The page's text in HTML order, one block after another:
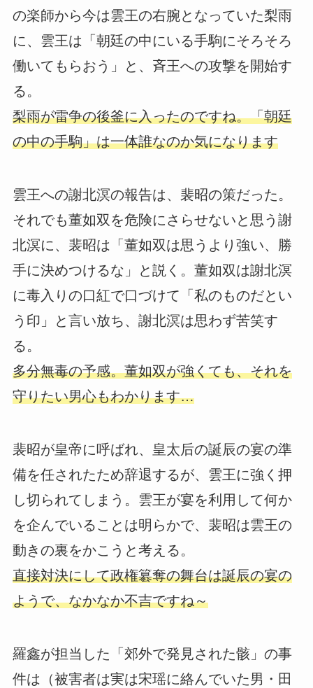
の楽師から今は雲王の右腕となっていた梨雨
に、雲王は「朝廷の中にいる手駒にそろそろ
働いてもらおう」と、斉王への攻撃を開始す
る。
梨雨が雷争の後釜に入ったのですね。「朝廷
の中の手駒」は一体誰なのか気になります
雲王への謝北溟の報告は、裴昭の策だった。
それでも董如双を危険にさらせないと思う謝
北溟に、裴昭は「董如双は思うより強い、勝
手に決めつけるな」と説く。董如双は謝北溟
に毒入りの口紅で口づけて「私のものだとい
う印」と言い放ち、謝北溟は思わず苦笑す
る。
多分無毒の予感。董如双が強くても、それを
守りたい男心もわかります…
裴昭が皇帝に呼ばれ、皇太后の誕辰の宴の準
備を任されたため辞退するが、雲王に強く押
し切られてしまう。雲王が宴を利用して何か
を企んでいることは明らかで、裴昭は雲王の
動きの裏をかこうと考える。
直接対決にして政権簒奪の舞台は誕辰の宴の
ようで、なかなか不吉ですね～
羅鑫が担当した「郊外で発見された骸」の事
件は（被害者は実は宋瑶に絡んでいた男・田